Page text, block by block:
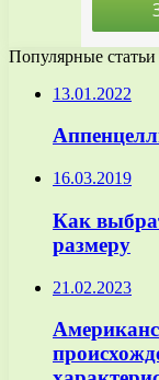
Популярные статьи
13.01.2022
16.03.2019
Как
размеру
21.02.2023